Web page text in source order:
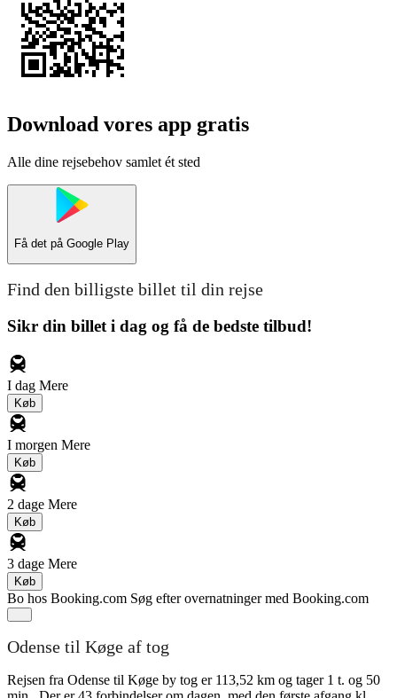
Download vores app gratis
Alle dine rejsebehov samlet ét sted
Få det på Google Play
Find den billigste billet til din rejse
Sikr din billet i dag og få de bedste tilbud!
I dag Mere
Køb
I morgen Mere
Køb
2 dage Mere
Køb
3 dage Mere
Køb
Bo hos Booking.com Søg efter overnatninger med Booking.com
Odense til Køge af tog
Rejsen fra Odense til Køge by tog er 113,52 km og tager 1 t. og 50